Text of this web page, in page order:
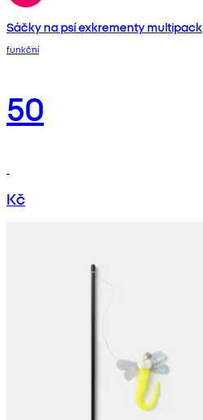
Sáčky na psí exkrementy multipack
funkční
50
Kč